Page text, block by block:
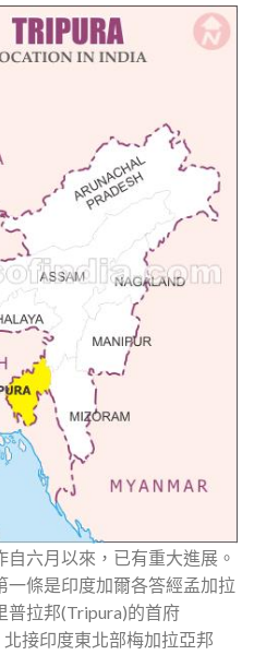
六月以來，已有重大進展。
一條是印度加爾各答經孟加拉
普拉邦(Tripura)的首府
接印度東北部梅加拉亞邦